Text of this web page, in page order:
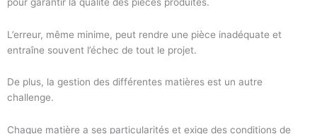
L’erreur, même minime, peut rendre une pièce inadéquate et
entraîne souvent l’échec de tout le projet.
De plus, la gestion des différentes matières est un autre
challenge.
Chaque matière a ses particularités et exige des conditions de